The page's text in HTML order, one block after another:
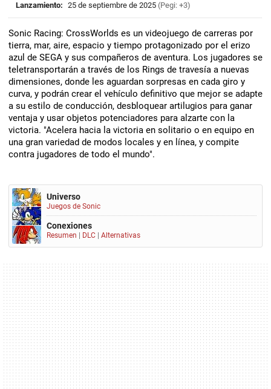
Lanzamiento: 25 de septiembre de 2025 (Pegi: +3)
Sonic Racing: CrossWorlds es un videojuego de carreras por
tierra, mar, aire, espacio y tiempo protagonizado por el erizo
azul de SEGA y sus compañeros de aventura. Los jugadores se
teletransportarán a través de los Rings de travesía a nuevas
dimensiones, donde les aguardan sorpresas en cada giro y
curva, y podrán crear el vehículo definitivo que mejor se adapte
a su estilo de conducción, desbloquear artilugios para ganar
ventaja y usar objetos potenciadores para alzarte con la
victoria. "Acelera hacia la victoria en solitario o en equipo en
una gran variedad de modos locales y en línea, y compite
contra jugadores de todo el mundo".
Universo
Juegos de Sonic
Conexiones
Resumen DLC Alternativas